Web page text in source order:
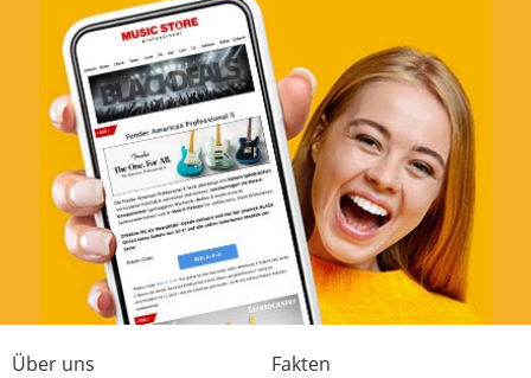
Ein Synthesizer-Modul ohne MIDI ist
heutzutage eigentlich schon etwas
veraltet,aber das Ding macht trotzdem viel
Spaß.Man nehme einen Sequencer mit CV-
Gate(z.B. SQ-1 von Korg oder Beatstep von
Arturia) und los geht der Spaß.Wenn man
die Hände frei hat,kann man nämlich nach
Herzenslust an den Reglern spielen,so wird
dann auch ein simpler Rhythmus nicht
langweilig.Eine andere Möglichkeit besteht
freilich darin,Samples für den Sequencer
anzufertigen und diese nach Lust und Laune
zu programmieren und abzuspielen.
Über uns
Fakten